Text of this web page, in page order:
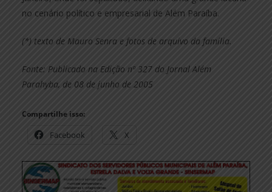
no cenário político e empresarial de Além Paraíba.
(*) texto de Mauro Senra e fotos de arquivo da família.
Fonte: Publicado na Edição nº 327 do Jornal Além
Parahyba, de 08 de junho de 2005
Compartilhe isso:
Facebook X